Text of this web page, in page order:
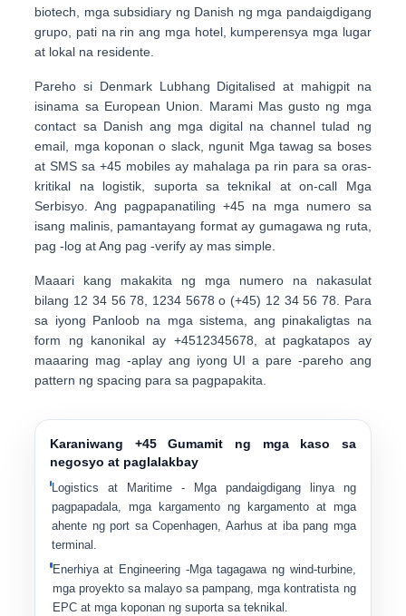
biotech, mga subsidiary ng Danish ng mga pandaigdigang
grupo, pati na rin ang mga hotel, kumperensya mga lugar
at lokal na residente.
Pareho si Denmark Lubhang Digitalised at mahigpit na
isinama sa European Union. Marami Mas gusto ng mga
contact sa Danish ang mga digital na channel tulad ng
email, mga koponan o slack, ngunit Mga tawag sa boses
at SMS sa +45 mobiles ay mahalaga pa rin para sa oras-
kritikal na logistik, suporta sa teknikal at on-call Mga
Serbisyo . Ang pagpapanatiling +45 na mga numero sa
isang malinis, pamantayang format ay gumagawa ng ruta,
pag -log at Ang pag -verify ay mas simple.
Maaari kang makakita ng mga numero na nakasulat
bilang 12 34 56 78 1234 5678 o (+45) 12 34 56 78 . Para
sa iyong Panloob na mga sistema, ang pinakaligtas na
form ng kanonikal ay +4512345678 , at pagkatapos ay
maaaring mag -aplay ang iyong UI a pare -pareho ang
pattern ng spacing para sa pagpapakita.
Karaniwang +45 Gumamit ng mga kaso sa
negosyo at paglalakbay
Logistics at Maritime - Mga pandaigdigang linya ng
pagpapadala, mga kargamento ng kargamento at mga
ahente ng port sa Copenhagen, Aarhus at iba pang mga
terminal.
Enerhiya at Engineering-Mga tagagawa ng wind-turbine,
mga proyekto sa malayo sa pampang, mga kontratista ng
EPC at mga koponan ng suporta sa teknikal.